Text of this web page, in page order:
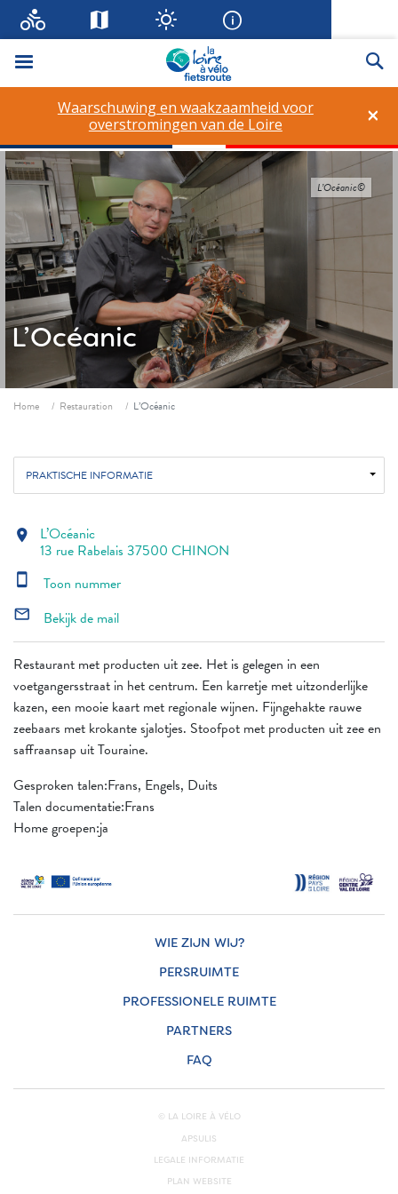
Menu
×
Waarschuwing en waakzaamheid voor
overstromingen van de Loire
L’Océanic
L’Océanic©
Fil d'ariane
Home Restauration L’Océanic
PRAKTISCHE INFORMATIE
Restaurant met producten uit zee. Het is gelegen in een
voetgangersstraat in het centrum. Een karretje met uitzonderlijke
kazen, een mooie kaart met regionale wijnen. Fijngehakte rauwe
zeebaars met krokante sjalotjes. Stoofpot met producten uit zee en
saffraansap uit Touraine.
Gesproken talen:Frans, Engels, Duits
Talen documentatie:Frans
Home groepen:ja
location_on L’Océanic
13 rue Rabelais 37500 CHINON
smartphone Toon nummer
mail_outline Bekijk de mail
WIE ZIJN WIJ?
PERSRUIMTE
PROFESSIONELE RUIMTE
PARTNERS
FAQ
© LA LOIRE À VÉLO
APSULIS
LEGALE INFORMATIE
PLAN WEBSITE